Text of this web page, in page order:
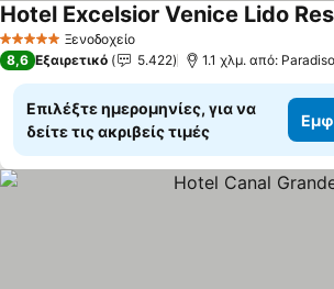
5 Αστέρια Ξενοδοχείο
Hotel Excelsior Venice Lido
8,6 Εξαιρετικό 5.422 1.1 χλμ. από: Paradiso
Επιλέξτε ημερομηνίες, για να
δείτε τις ακριβείς τιμές